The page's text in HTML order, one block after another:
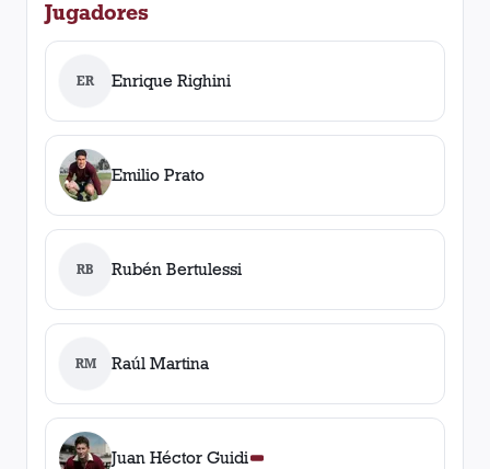
Jugadores
ER Enrique Righini
Emilio Prato
RB Rubén Bertulessi
RM Raúl Martina
Juan Héctor Guidi